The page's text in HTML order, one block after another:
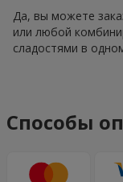
Да, вы можете
или любой
сладостями в
Способы